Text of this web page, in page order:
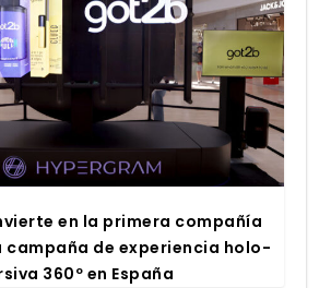
en la pri­me­ra com­pa­ñía
cam­pa­ña de expe­rien­cia holo­
360º en Espa­ña